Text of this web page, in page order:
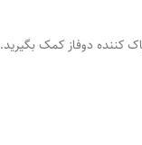
کننده دوفاز کمک بگیرید.